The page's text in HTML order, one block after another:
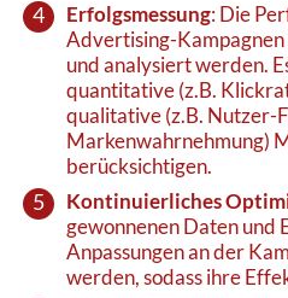
Erfolgsmessung: Die
Advertising-
und analysiert werden.
quantitative (z.B.
qualitative (z.B. Nutzer-
Markenwahrnehmung)
berücksichtigen.
Kontinuierliches
gewonnenen Daten und
Anpassungen an der
werden, sodass ihre